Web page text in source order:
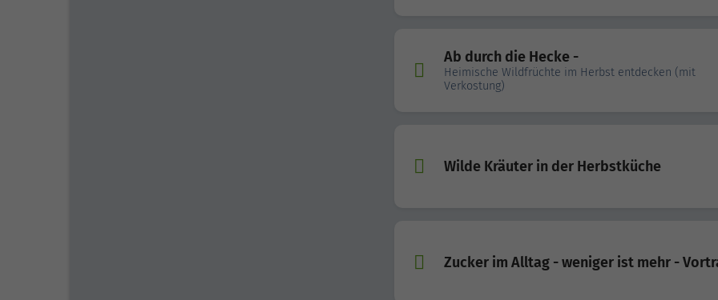
Ab durch die Hecke -
Heimische Wildfrüchte im Herbst entdecken (mit
Verkostung)
Wilde Kräuter in der Herbstküche
Zucker im Alltag - weniger ist mehr -